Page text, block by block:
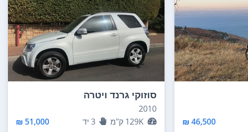
46,500 ₪
סוזוקי גרנד ויטרה
2010
129K ק"מ 3 יד 51,000 ₪